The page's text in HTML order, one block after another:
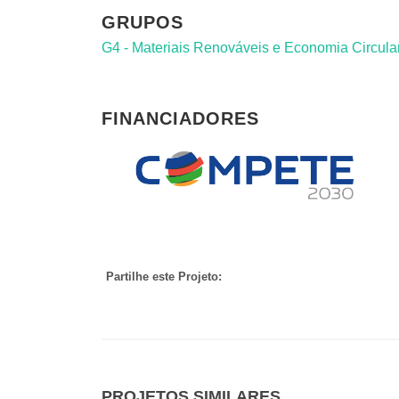
GRUPOS
G4 - Materiais Renováveis e Economia
FINANCIADORES
Partilhe este Projeto: